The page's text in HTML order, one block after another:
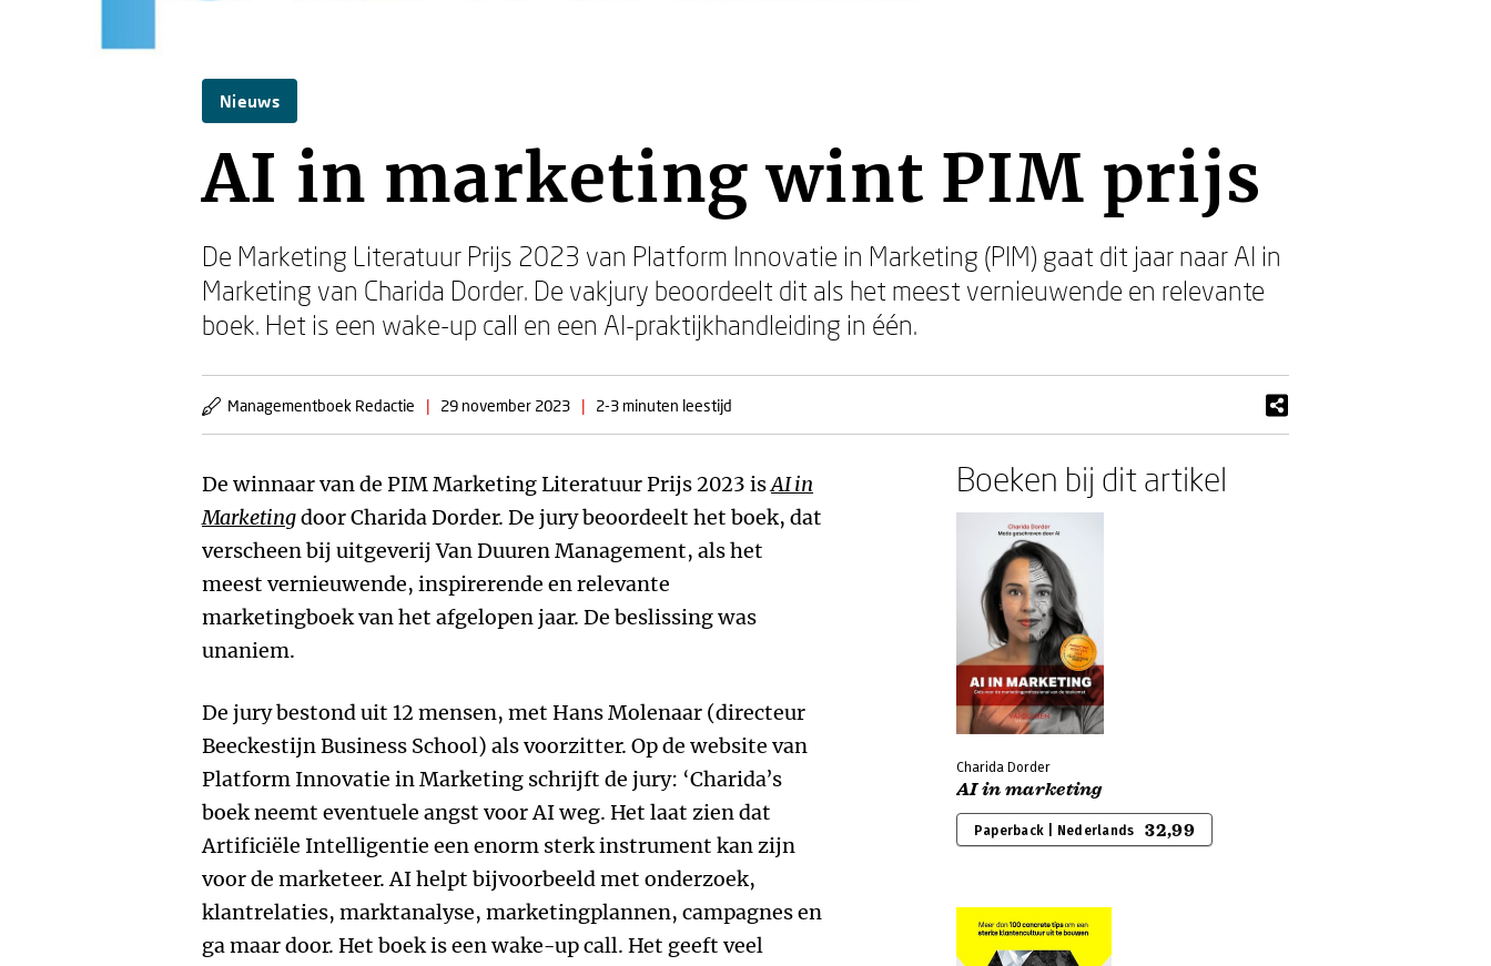
Nieuws
AI in marketing wint PIM prijs
De Marketing Literatuur Prijs 2023 van Platform Innovatie in Marketing (PIM) gaat dit jaar naar AI in
Marketing van Charida Dorder. De vakjury beoordeelt dit als het meest vernieuwende en relevante
boek. Het is een wake-up call en een AI-praktijkhandleiding in één.
Managementboek Redactie | 29 november 2023 | 2-3 minuten leestijd
De winnaar van de PIM Marketing Literatuur Prijs 2023 isAI in
Marketingdoor Charida Dorder. De jury beoordeelt het boek, dat
verscheen bij uitgeverij Van Duuren Management, als het
meest vernieuwende, inspirerende en relevante
marketingboek van het afgelopen jaar. De beslissing was
unaniem.
De jury bestond uit 12 mensen, met Hans Molenaar (directeur
Beeckestijn Business School) als voorzitter. Op de website van
Platform Innovatie in Marketing schrijft de jury: ‘Charida’s
boek neemt eventuele angst voor AI weg. Het laat zien dat
Artificiële Intelligentie een enorm sterk instrument kan zijn
voor de marketeer. AI helpt bijvoorbeeld met onderzoek,
klantrelaties, marktanalyse, marketingplannen, campagnes en
ga maar door. Het boek is een wake-up call. Het geeft veel
Boeken bij dit artikel
Charida Dorder
AI in marketing
Paperback | Nederlands 32,99